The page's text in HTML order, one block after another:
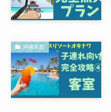
沖縄本島